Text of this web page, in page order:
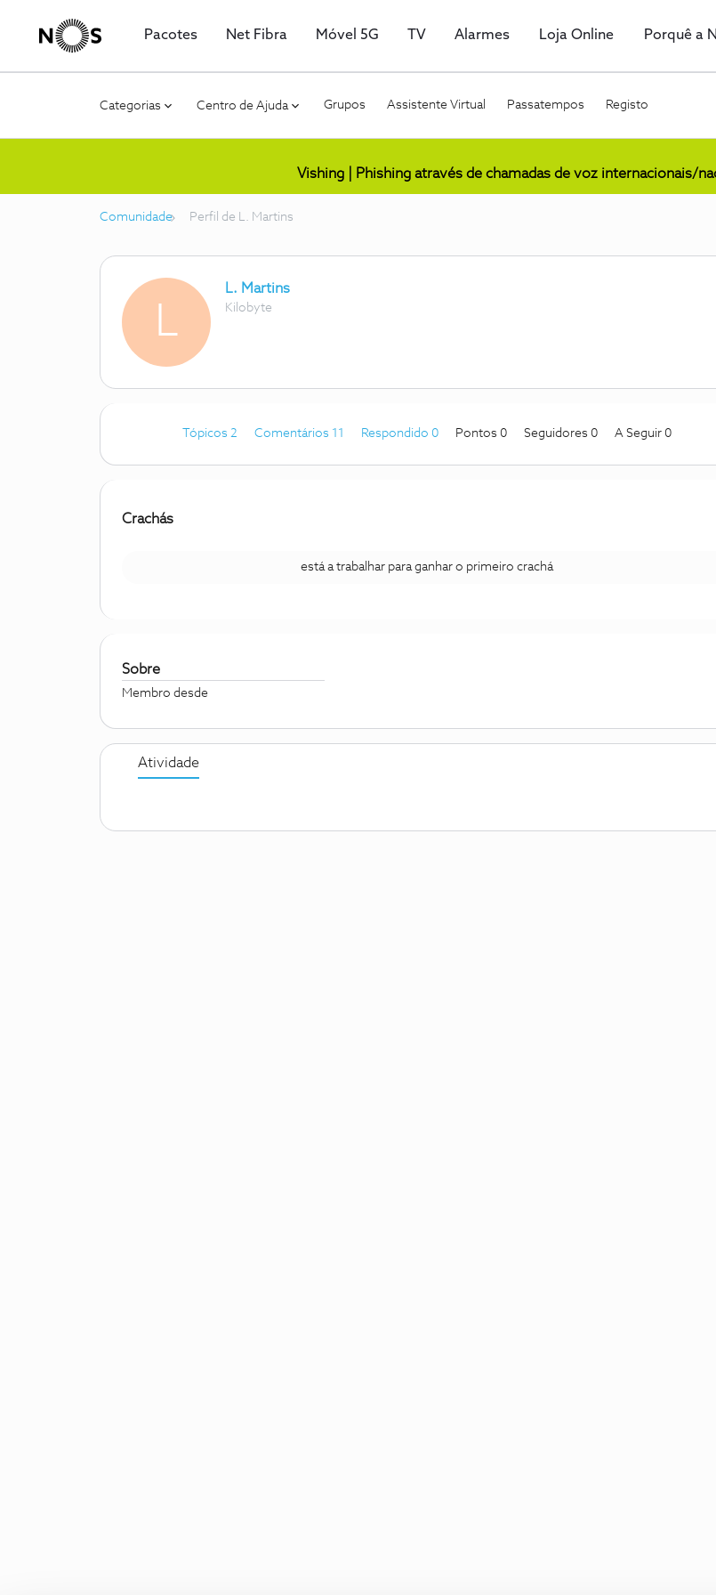
Pacotes Net Fibra Móvel 5G TV Alarmes Loja Online Porquê a
Categorias Centro de Ajuda Grupos Assistente Virtual Passatempos Registo
Vishing | Phishing através de chamadas de voz internacionais/
Comunidade Perfil de L. Martins
L
L. Martins
Kilobyte
Tópicos 2 Comentários 11 Respondido 0 Pontos 0 Seguidores 0 A Seguir 0
Crachás
está a trabalhar para ganhar o primeiro crachá
Sobre
Membro desde
Atividade